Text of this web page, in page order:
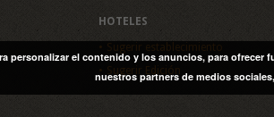
HOTELES
Sugerir establecimiento
Sugerir Edición
personalizar el contenido y los anuncios, para
nuestros partners de medios